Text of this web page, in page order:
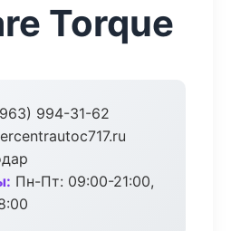
Torque
994-31-62
Пн-Пт: 09:00-21:00,